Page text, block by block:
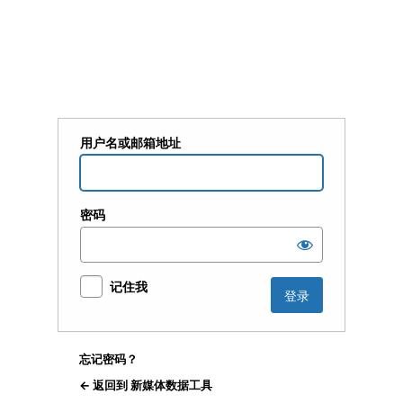
用户名或邮箱地址
密码
记住我
忘记密码？
← 返回到 新媒体数据工具